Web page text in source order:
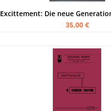
Excittement: Die neue
35,00 €